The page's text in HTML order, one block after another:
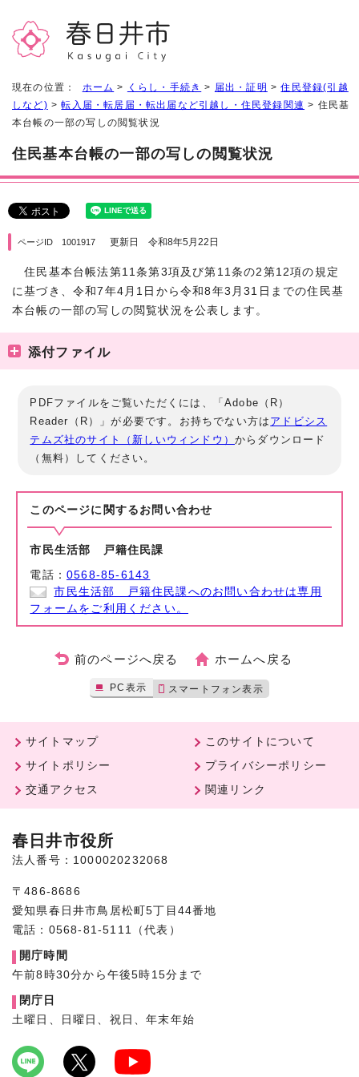
現在の位置： ホーム > くらし・手続き > 届出・証明 >住民登録(引越
しなど) >転入届・転居届・転出届など引越し・住民登録関連 > 住民基
本台帳の一部の写しの閲覧状況
住民基本台帳の一部の写しの閲覧状況
ページID 1001917 更新日 令和8年5月22日
住民基本台帳法第11条第3項及び第11条の2第12項の規定
に基づき、令和7年4月1日から令和8年3月31日までの住民基
本台帳の一部の写しの閲覧状況を公表します。
添付ファイル
PDFファイルをご覧いただくには、「Adobe（R）
Reader（R）」が必要です。お持ちでない方は アドビシス
テムズ社のサイト（新しいウィンドウ）からダウンロード
（無料）してください。
このページに関する お問い合わせ
市民生活部 戸籍住民課
電話：0568-85-6143
市民生活部 戸籍住民課へのお問い合わせは専用
フォームをご利用ください。
前のページへ戻る ホームへ戻る
PC表示 スマートフォン表示
サイトマップ
このサイトについて
サイトポリシー
プライバシーポリシー
交通アクセス
関連リンク
春日井市役所
法人番号：1000020232068
〒486-8686
愛知県春日井市鳥居松町5丁目44番地
電話：0568-81-5111（代表）
開庁時間
午前8時30分から午後5時15分まで
閉庁日
土曜日、日曜日、祝日、年末年始